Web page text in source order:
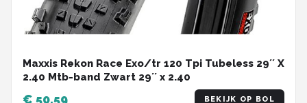
Maxxis Rekon Race Exo/tr 120 Tpi Tubeless 29´´ X
2.40 Mtb-band Zwart 29´´ x 2.40
€ 50,59 BEKIJK OP BOL